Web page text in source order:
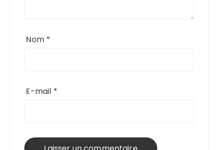
Nom *
E-mail *